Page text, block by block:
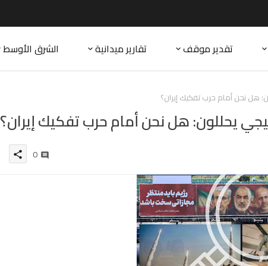
تقدير موقف تقارير ميدانية الشرق الأوسط
هل نحن أمام حرب تفكيك إيران؟
يحللون: هل نحن أمام حرب تفكيك إيران؟
0
share